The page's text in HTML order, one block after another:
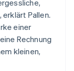
Pallen.
einer
Rechnung
kleinen,